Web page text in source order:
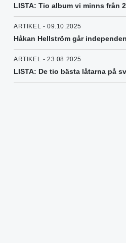
LISTA: Tio album vi minns från
ARTIKEL - 09.10.2025
Håkan Hellström går
ARTIKEL - 23.08.2025
LISTA: De tio bästa låtarna på